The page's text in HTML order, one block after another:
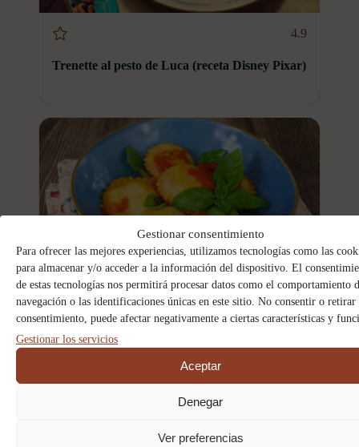
Gestionar consentimiento
Para ofrecer las mejores experiencias, utilizamos tecnologías como las
para almacenar y/o acceder a la información del dispositivo. El
de estas tecnologías nos permitirá procesar datos como el comportamiento
navegación o las identificaciones únicas en este sitio. No consentir o retirar
consentimiento, puede afectar negativamente a ciertas características y
Gestionar los servicios
Aceptar
Denegar
Ver preferencias
4.9
Trenette al pesto de Luca (receta Disney Pixar)
4.9
Ravioli capresi receta tradicional de Capri